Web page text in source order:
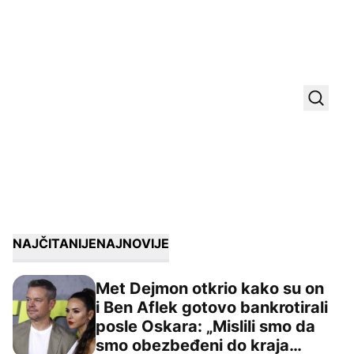
NAJČITANIJENAJNOVIJE
Met Dejmon otkrio kako su on i Ben Aflek gotovo
Met Dejmon otkrio kako su on
i Ben Aflek gotovo bankrotirali
posle Oskara: „Mislili smo da
smo obezbeđeni do kraja